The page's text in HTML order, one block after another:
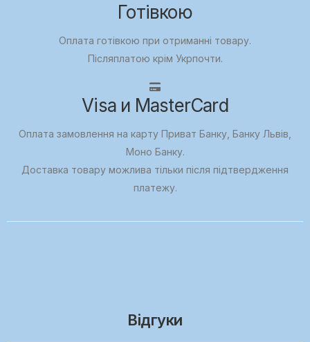
Готівкою
Оплата готівкою при отриманні товару.
Післяплатою крім Укрпочти.
Visa и MasterCard
Оплата замовлення на карту Приват Банку, Банку Львів,
Моно Банку.
Доставка товару можлива тільки після підтвердження
платежу.
Відгуки